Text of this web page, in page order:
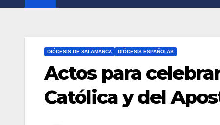
DIÓCESIS DE SALAMANCA DIÓCESIS ESPAÑOLAS
Actos para
Católica y del